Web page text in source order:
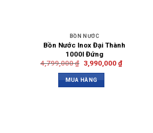
BỒN NƯỚC
Bồn Nước Inox Đại Thành
1000l Đứng
4,799,000₫ 3,990,000 ₫
MUA HÀNG